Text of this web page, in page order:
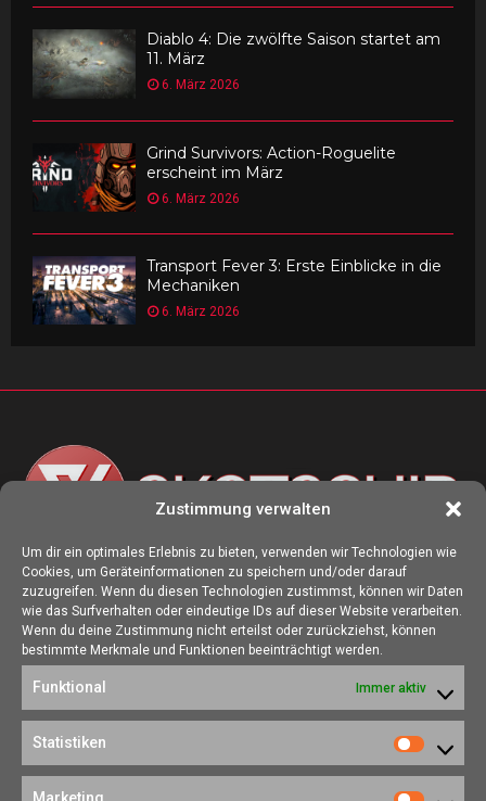
Zustimmung verwalten
Um dir ein optimales Erlebnis zu bieten, verwenden wir Technologien wie
Cookies, um Geräteinformationen zu speichern und/oder darauf
zuzugreifen. Wenn du diesen Technologien zustimmst, können wir Daten
wie das Surfverhalten oder eindeutige IDs auf dieser Website verarbeiten.
Wenn du deine Zustimmung nicht erteilst oder zurückziehst, können
bestimmte Merkmale und Funktionen beeinträchtigt werden.
Funktional Immer aktiv
Statistiken
Diablo 4: Die zwölfte Saison startet am
11. März
6. März 2026
Grind Survivors: Action-Roguelite
erscheint im März
6. März 2026
Transport Fever 3: Erste Einblicke in die
Mechaniken
6. März 2026
ÜBER UNS
Die Seite skotschir.de wurde im August 2017 zur gamescom
gegründet. Unser Ziel ist es, eine Heimat für alle Spieler:innen zu